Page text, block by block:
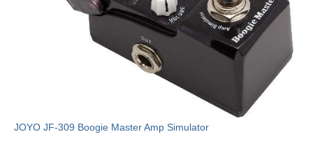
JOYO JF-309 Boogie Master Amp Simulator